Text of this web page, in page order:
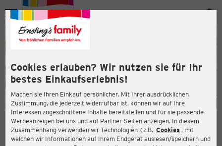
Cookies erlauben? Wir nutzen sie für Ihr
bestes Einkaufserlebnis!
Machen sie Ihren Einkauf persönlicher. Mit Ihrer ausdrücklichen
Zustimmung, die jederzeit widerrufbar ist, können wir auf Ihre
Interessen zugeschnittene Inhalte bereitstellen und für sie passende
Werbeanzeigen bei uns und auf Partner-Seiten anzeigen. In diesem
Zusammenhang verwenden wir Technologien (z.B. Cookies , mit
welchen wir Informationen auf Ihrem Endgerät auslesen/speichern und
Menü
ERNSTING'S FAMILY FILIALE